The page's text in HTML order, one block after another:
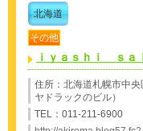
北海道
その他
ｉｙａｓｈｉ ｓ
住所：北海道札幌市中
ヤドラックのビル）
TEL：011-211-6900